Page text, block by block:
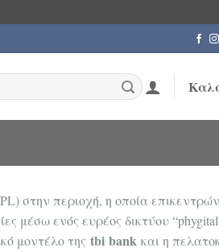
στην περιοχή, η οποία
μέσω ενός ευρέος δικτύου
μοντέλο της tbi bank και η